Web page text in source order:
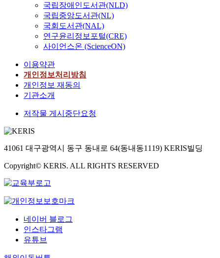
국립장애인도서관(NLD)
국립중앙도서관(NL)
국회도서관(NAL)
연구윤리정보포털(CRE)
사이언스온 (ScienceON)
이용약관
개인정보처리방침
개인정보 재동의
기관소개
저작물 게시중단요청
41061 대구광역시 동구 동내로 64(동내동1119) KERIS빌딩
Copyright© KERIS. ALL RIGHTS RESERVED
네이버 블로그
인스타그램
유튜브